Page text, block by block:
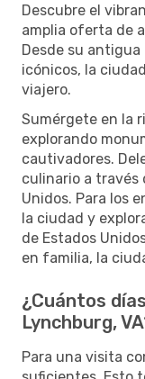
Descubre el
amplia oferta de
Desde su
icónicos, la
viajero.
Sumérgete en la
explorando
cautivadores.
culinario a través
Unidos. Para los
la ciudad y
de Estados
en familia, la
¿Cuántos
Lynchburg,
Para una visita